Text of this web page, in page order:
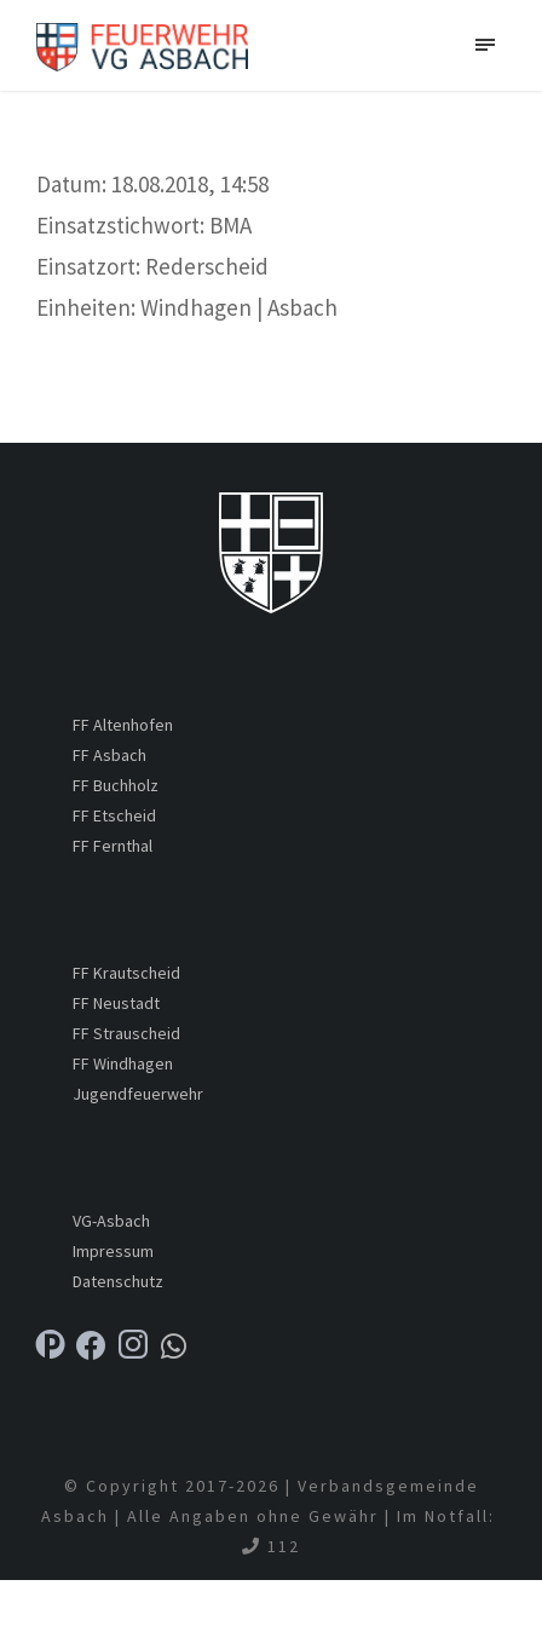
Datum: 18.08.2018, 14:58
Einsatzstichwort: BMA
Einsatzort: Rederscheid
Einheiten: Windhagen | Asbach
FF Altenhofen
FF Asbach
FF Buchholz
FF Etscheid
FF Fernthal
FF Krautscheid
FF Neustadt
FF Strauscheid
FF Windhagen
Jugendfeuerwehr
VG-Asbach
Impressum
Datenschutz
© Copyright 2017-2026 | Verbandsgemeinde
Asbach | Alle Angaben ohne Gewähr | Im Notfall:
112